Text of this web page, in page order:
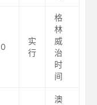
实
行
格
林
威
治
时
间
澳